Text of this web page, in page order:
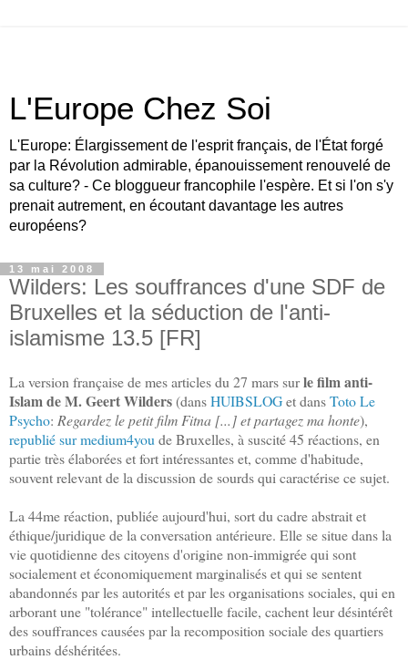
L'Europe Chez Soi
L'Europe: Élargissement de l'esprit français, de l'État forgé
par la Révolution admirable, épanouissement renouvelé de
sa culture? - Ce bloggueur francophile l'espère. Et si l'on s'y
prenait autrement, en écoutant davantage les autres
européens?
13 mai 2008
Wilders: Les souffrances d'une SDF de
Bruxelles et la séduction de l'anti-
islamisme 13.5 [FR]
La version française de mes articles du 27 mars surle film anti-
Islam de M. Geert Wilders(dansHUIBSLOGet dansToto Le
Psycho: Regardez le petit film Fitna [...] et partagez ma honte),
republié sur medium4you de Bruxelles, à suscité 45 réactions, en
partie très élaborées et fort intéressantes et, comme d'habitude,
souvent relevant de la discussion de sourds qui caractérise ce sujet.
La 44me réaction, publiée aujourd'hui, sort du cadre abstrait et
éthique/juridique de la conversation antérieure. Elle se situe dans la
vie quotidienne des citoyens d'origine non-immigrée qui sont
socialement et économiquement marginalisés et qui se sentent
abandonnés par les autorités et par les organisations sociales, qui en
arborant une "tolérance" intellectuelle facile, cachent leur désintérêt
des souffrances causées par la recomposition sociale des quartiers
urbains déshéritées.